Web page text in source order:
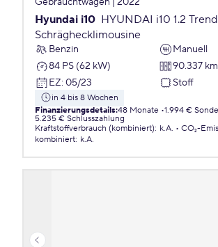
Hyundai i10 HYUNDAI i10 1.2 Trend
Schräghecklimousine
Benzin
Manuell
84 PS (62 kW)
90.337 km
EZ: 05/23 Stoff
in 4 bis 8 Wochen
Finanzierungsdetails:48 Monate 1.994 €
5.235 € Schlusszahlung
Kraftstoffverbrauch (kombiniert): k.A.
CO₂-
kombiniert: k.A.